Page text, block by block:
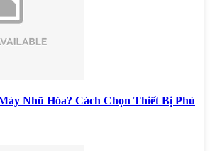
Nhũ Hóa? Cách Chọn Thiết Bị Phù